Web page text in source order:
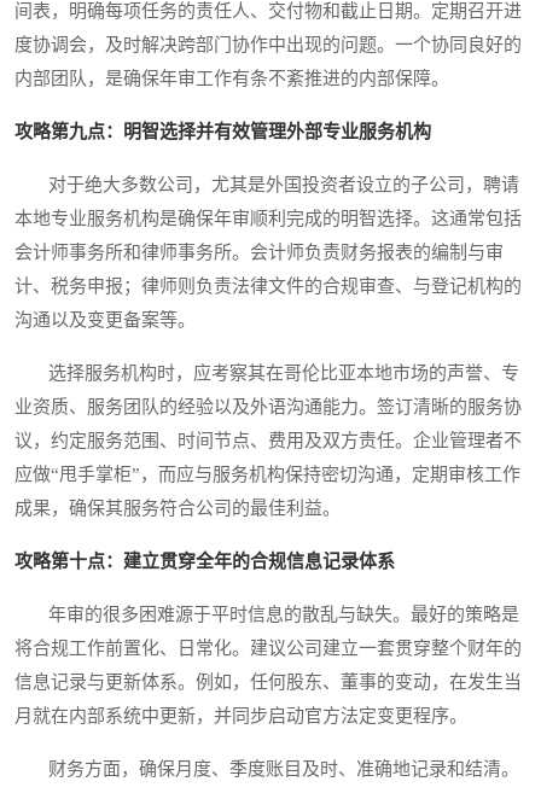
间表，明确每项任务的责任人、交付物和截止日期。定期召开进
度协调会，及时解决跨部门协作中出现的问题。一个协同良好的
内部团队，是确保年审工作有条不紊推进的内部保障。
攻略第九点：明智选择并有效管理外部专业服务机构
对于绝大多数公司，尤其是外国投资者设立的子公司，聘请
本地专业服务机构是确保年审顺利完成的明智选择。这通常包括
会计师事务所和律师事务所。会计师负责财务报表的编制与审
计、税务申报；律师则负责法律文件的合规审查、与登记机构的
沟通以及变更备案等。
选择服务机构时，应考察其在哥伦比亚本地市场的声誉、专
业资质、服务团队的经验以及外语沟通能力。签订清晰的服务协
议，约定服务范围、时间节点、费用及双方责任。企业管理者不
应做“甩手掌柜”，而应与服务机构保持密切沟通，定期审核工作
成果，确保其服务符合公司的最佳利益。
攻略第十点：建立贯穿全年的合规信息记录体系
年审的很多困难源于平时信息的散乱与缺失。最好的策略是
将合规工作前置化、日常化。建议公司建立一套贯穿整个财年的
信息记录与更新体系。例如，任何股东、董事的变动，在发生当
月就在内部系统中更新，并同步启动官方法定变更程序。
财务方面，确保月度、季度账目及时、准确地记录和结清。